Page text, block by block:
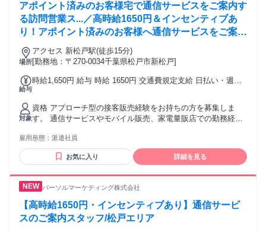
アポイント済みのお客様宅で通信サービスをご案内す
る訪問営業ス...／高時給1650円＆インセンティブあ
り！アポイント済みのお客様へ通信サービスをご案内
する訪問営業♪月収25万円以上＋成果に応じて収入ア
ップ◎研修充実で経験を活かせる長期のお仕事です！
場所
アクセス 新松戸駅(徒歩15分)
[勤務地：〒270-0034千葉県松戸市新松戸]
給与
時給1,650円 給与 時給 1650円 交通費規定支給 日払い・週払
対象
資格 アプローチ型の接客販売経験をお持ちの方を募集しま
す。 通信サービスやモバイル販売、家電量販店での勤務経験
お客様とのコミュニケーションを大切にしながら、サービス
の魅力を分かりやすくご案内できる方におすすめです。 研修
やサポート体制が整っているため、経験を活かしながらさら
応募をお待ちしています。
雇用形態： 派遣社員
お気に入り 詳細を見る
パーソルマーケティング株式会社
【高時給1650円・インセンティブあり】通信サービ
スのご案内スタッフ/松戸エリア